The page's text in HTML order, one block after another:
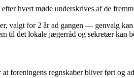
hvert møde underskrives af de
valgt for 2 år ad gangen — genvalg
til det lokale jægerråd og sekretær kan
foreningens regnskaber bliver ført og